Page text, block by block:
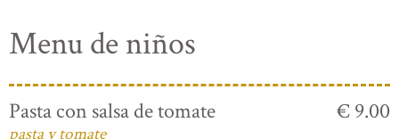
Menu de niños
Pasta con salsa de tomate
pasta y tomate
€ 9.00